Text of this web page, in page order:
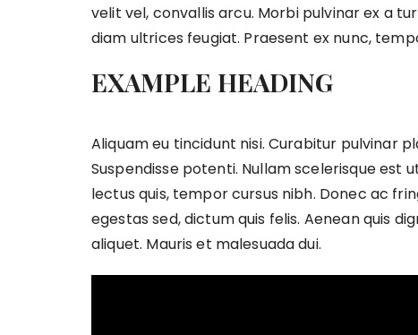
velit vel, convallis arcu. Morbi pulvinar ex a
diam ultrices feugiat. Praesent ex nunc,
EXAMPLE HEADING
Aliquam eu tincidunt nisi. Curabitur pulvinar
Suspendisse potenti. Nullam scelerisque est
lectus quis, tempor cursus nibh. Donec ac
egestas sed, dictum quis felis. Aenean quis
aliquet. Mauris et malesuada dui.